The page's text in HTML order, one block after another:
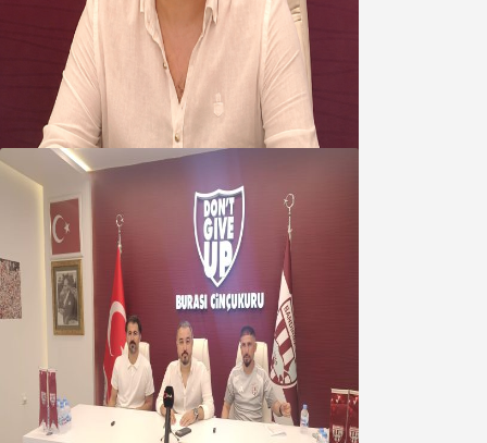
Oğuzbeyi’nden Balıkesirspor
yönetimine cevap : Herkes kendine
yakışanı yapar, buluttan nem
kapmayın!
07 Ağustos 2026
Oğuzbeyi : Transferlerde takımın
geleceğini, kulübün ekonomisini
düşündük